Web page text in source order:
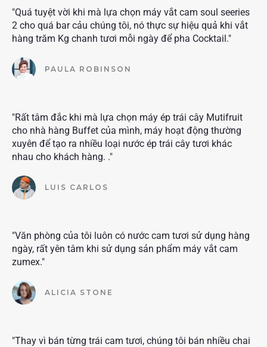
"Quá tuyệt vời khi mà lựa chọn máy vắt cam soul seeries
2 cho quá bar cảu chúng tôi, nó thực sự hiệu quả khi vắt
hàng trăm Kg chanh tươi mỗi ngày để pha Cocktail."
PAULA ROBINSON
"Rất tâm đắc khi mà lựa chọn máy ép trái cây Mutifruit
cho nhà hàng Buffet của mình, máy hoạt động thường
xuyên để tạo ra nhiều loại nước ép trái cây tươi khác
nhau cho khách hàng. ."
LUIS CARLOS
"Văn phòng của tôi luôn có nước cam tươi sử dụng hàng
ngày, rất yên tâm khi sử dụng sản phẩm máy vắt cam
zumex."
ALICIA STONE
"Thay vì bán từng trái cam tươi, chúng tôi bán nhiều chai